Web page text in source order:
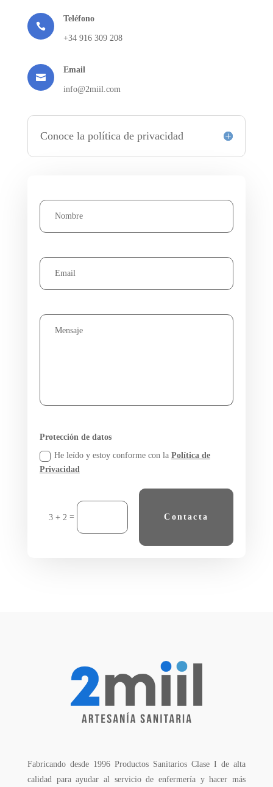

Teléfono
+34 916 309 208

Email
info@2miil.com
Conoce la política de privacidad
Protección de datos
He leído y estoy conforme con la Política de
Privacidad
3 + 2 = Contacta
Fabricando desde 1996 Productos Sanitarios Clase I de alta
calidad para ayudar al servicio de enfermería y hacer más